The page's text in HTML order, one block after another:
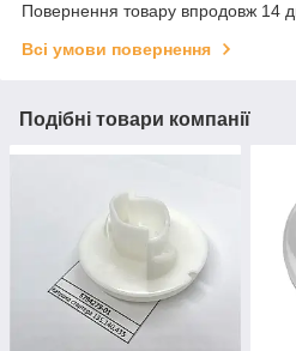
Повернення товару впродовж 14
Всі умови повернення
Подібні товари компанії